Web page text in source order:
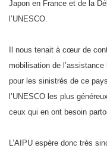
Japon en France et de la
l’UNESCO.
Il nous tenait à cœur de
mobilisation de
pour les sinistrés de ce
l’UNESCO les plus
ceux qui en ont besoin
L’AIPU espère donc très